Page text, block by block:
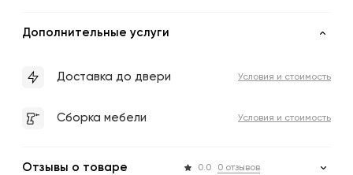
Дополнительные услуги
Доставка до двери Условия и стоимость
Сборка мебели Условия и стоимость
Отзывы о товаре 0.0 0 отзывов